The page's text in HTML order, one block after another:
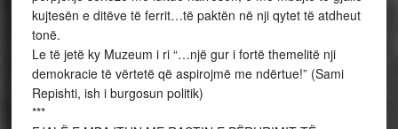
kujtesën e ditëve të ferrit…të paktën në nji qytet të atdheut
tonë.
Le të jetë ky Muzeum i ri “…një gur i fortë themelitë nji
demokracie të vërtetë që aspirojmë me ndërtue!” (Sami
Repishti, ish i burgosun politik)
***